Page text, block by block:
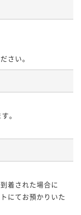
さい。
。
着された場合に
にてお預かりいた